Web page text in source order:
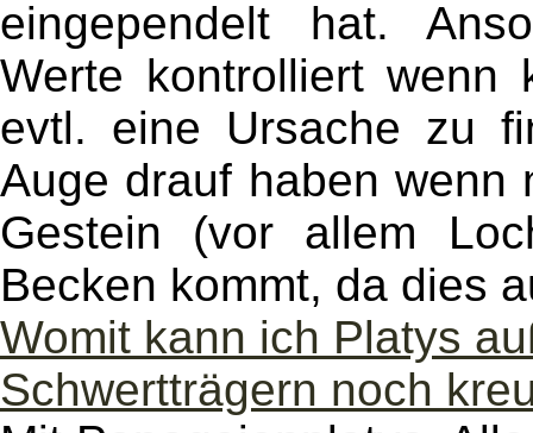
eingependelt hat.
Werte kontrolliert wenn
evtl. eine Ursache zu
Auge drauf haben wenn
Gestein (vor allem
Becken kommt, da dies
Womit kann ich Platys
Schwertträgern noch